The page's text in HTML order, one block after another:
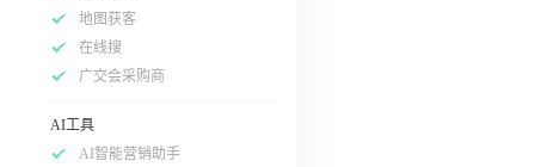
地图获客
在线搜
广交会采购商
AI工具
AI智能营销助手